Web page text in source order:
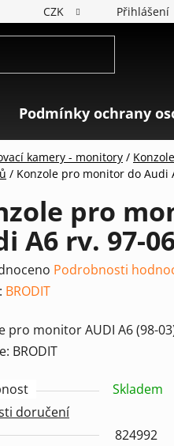
CZK Přihlášení
Podmínky ochrany
kamery - monitory /
/ Konzole pro monitor do Audi
pro
A6 rv. 97-
Podrobnosti
BRODIT
pro monitor AUDI A6 (98-
BRODIT
Skladem
doručení
824992